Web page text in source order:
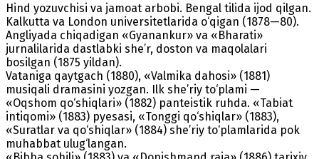
Hind yozuvchisi va jamoat arbobi. Bengal tilida ijod qilgan.
Kalkutta va London universitetlarida o‘qigan (1878—80).
Angliyada chiqadigan «Gyanankur» va «Bharati»
jurnalilarida dastlabki she’r, doston va maqolalari
bosilgan (1875 yildan).
Vataniga qaytgach (1880), «Valmika dahosi» (1881)
musiqali dramasini yozgan. Ilk she’riy to‘plami —
«Oqshom qo‘shiqlari» (1882) panteistik ruhda. «Tabiat
intiqomi» (1883) pyesasi, «Tonggi qo‘shiqlar» (1883),
«Suratlar va qo‘shiqlar» (1884) she’riy to‘plamlarida pok
muhabbat ulug‘langan.